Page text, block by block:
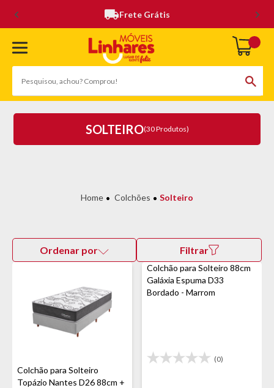
Frete Grátis
SOLTEIRO(30 Produtos)
Colchões Solteiro
Ordenar por Filtrar
Colchão para Solteiro
Topázio Nantes D26 88cm +
Colchão para Solteiro 88cm
Galáxia Espuma D33
Bordado - Marrom
(0)